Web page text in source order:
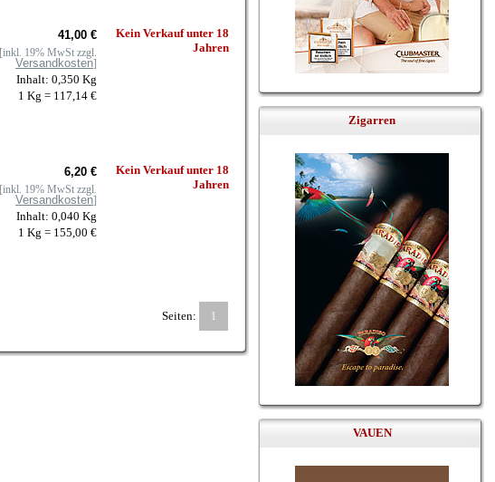
41,00 €
[inkl. 19% MwSt zzgl.
Versandkosten]
Inhalt: 0,350 Kg
1 Kg = 117,14 €
Kein Verkauf unter 18
Jahren
6,20 €
[inkl. 19% MwSt zzgl.
Versandkosten]
Inhalt: 0,040 Kg
1 Kg = 155,00 €
Kein Verkauf unter 18
Jahren
Seiten: 1
Zigarren
VAUEN